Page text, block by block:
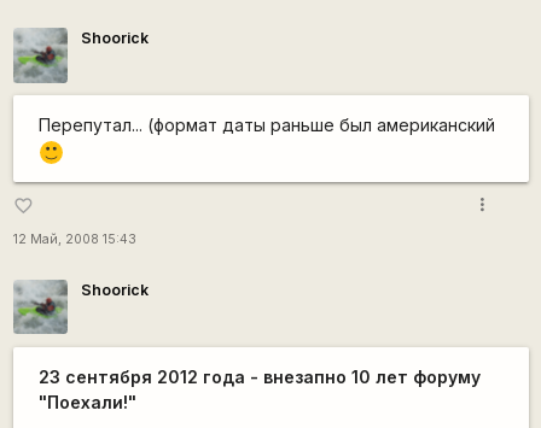
Shoorick
Перепутал... (формат даты раньше был американский
:)
favorite_border
12 Май, 2008 15:43
more_vert
Shoorick
23 сентября 2012 года - внезапно 10 лет форуму
"Поехали!"